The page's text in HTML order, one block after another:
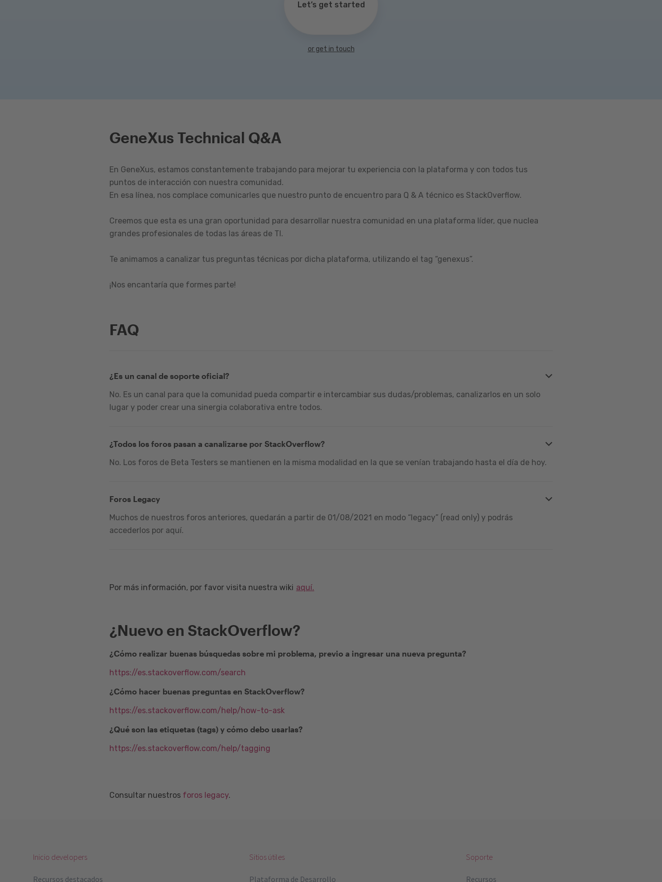
Let’s get started
or get in touch
GeneXus Technical Q&A
En GeneXus, estamos constantemente trabajando para mejorar tu experiencia con la plataforma y con todos tus
puntos de interacción con nuestra comunidad.
En esa línea, nos complace comunicarles que nuestro punto de encuentro para Q & A técnico es StackOverflow.
Creemos que esta es una gran oportunidad para desarrollar nuestra comunidad en una plataforma líder, que nuclea
grandes profesionales de todas las áreas de TI.
Te animamos a canalizar tus preguntas técnicas por dicha plataforma, utilizando el tag “genexus”.
¡Nos encantaría que formes parte!
FAQ
¿Es un canal de soporte oficial?
No. Es un canal para que la comunidad pueda compartir e intercambiar sus dudas/problemas, canalizarlos en un solo
lugar y poder crear una sinergia colaborativa entre todos.
¿Todos los foros pasan a canalizarse por StackOverflow?
No. Los foros de Beta Testers se mantienen en la misma modalidad en la que se venían trabajando hasta el día de hoy.
Foros Legacy
Muchos de nuestros foros anteriores, quedarán a partir de 01/08/2021 en modo “legacy” (read only) y podrás
accederlos por aquí.
Por más información, por favor visita nuestra wiki aquí.
¿Nuevo en StackOverflow?
¿Cómo realizar buenas búsquedas sobre mi problema, previo a ingresar una nueva pregunta?
https://es.stackoverflow.com/search
¿Cómo hacer buenas preguntas en StackOverflow?
https://es.stackoverflow.com/help/how-to-ask
¿Qué son las etiquetas (tags) y cómo debo usarlas?
https://es.stackoverflow.com/help/tagging
Consultar nuestros foros legacy.
Inicio developers
Recursos destacados
Sitios útiles
Plataforma de Desarrollo
Soporte
Recursos